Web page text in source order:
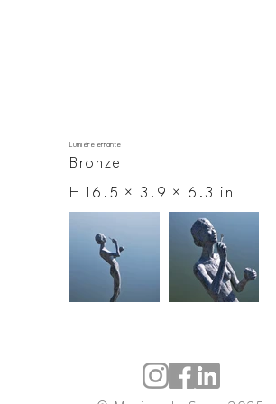
Lumière errante
Bronze
H 16.5 × 3.9 × 6.3 in